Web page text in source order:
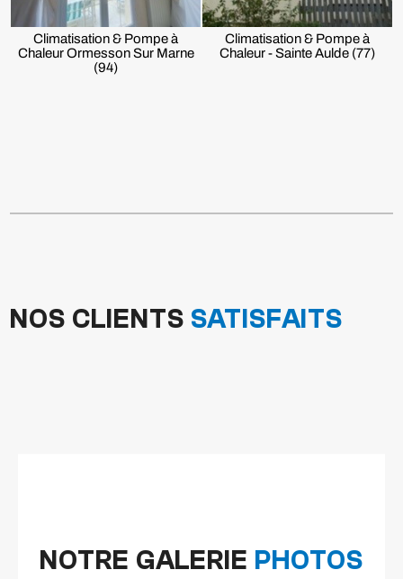
Climatisation & Pompe à
Chaleur Ormesson Sur Marne
(94)
Climatisation & Pompe à
Chaleur - Sainte Aulde (77)
NOS CLIENTS SATISFAITS
NOTRE GALERIE PHOTOS